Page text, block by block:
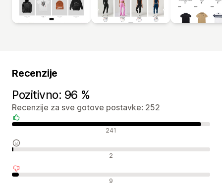
Recenzije
Pozitivno: 96 %
Recenzije za sve gotove postavke: 252
Pozitivne recenzije 241
Neutralne recenzije 2
Negativne recenzije 9